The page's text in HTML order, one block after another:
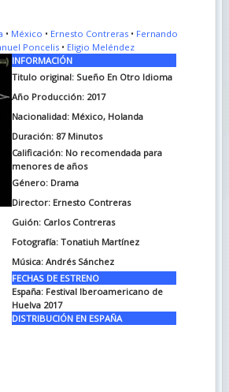
• México • Ernesto Contreras• Fernando
Poncelis• Eligio Meléndez
INFORMACIÓN
Titulo original: Sueño En Otro Idioma
Año Producción: 2017
Nacionalidad: México, Holanda
Duración: 87 Minutos
Calificación: No recomendada para
menores de años
Género: Drama
Director: Ernesto Contreras
Guión: Carlos Contreras
Fotografía: Tonatiuh Martínez
Música: Andrés Sánchez
FECHAS DE ESTRENO
España: Festival Iberoamericano de
Huelva 2017
DISTRIBUCIÓN EN ESPAÑA